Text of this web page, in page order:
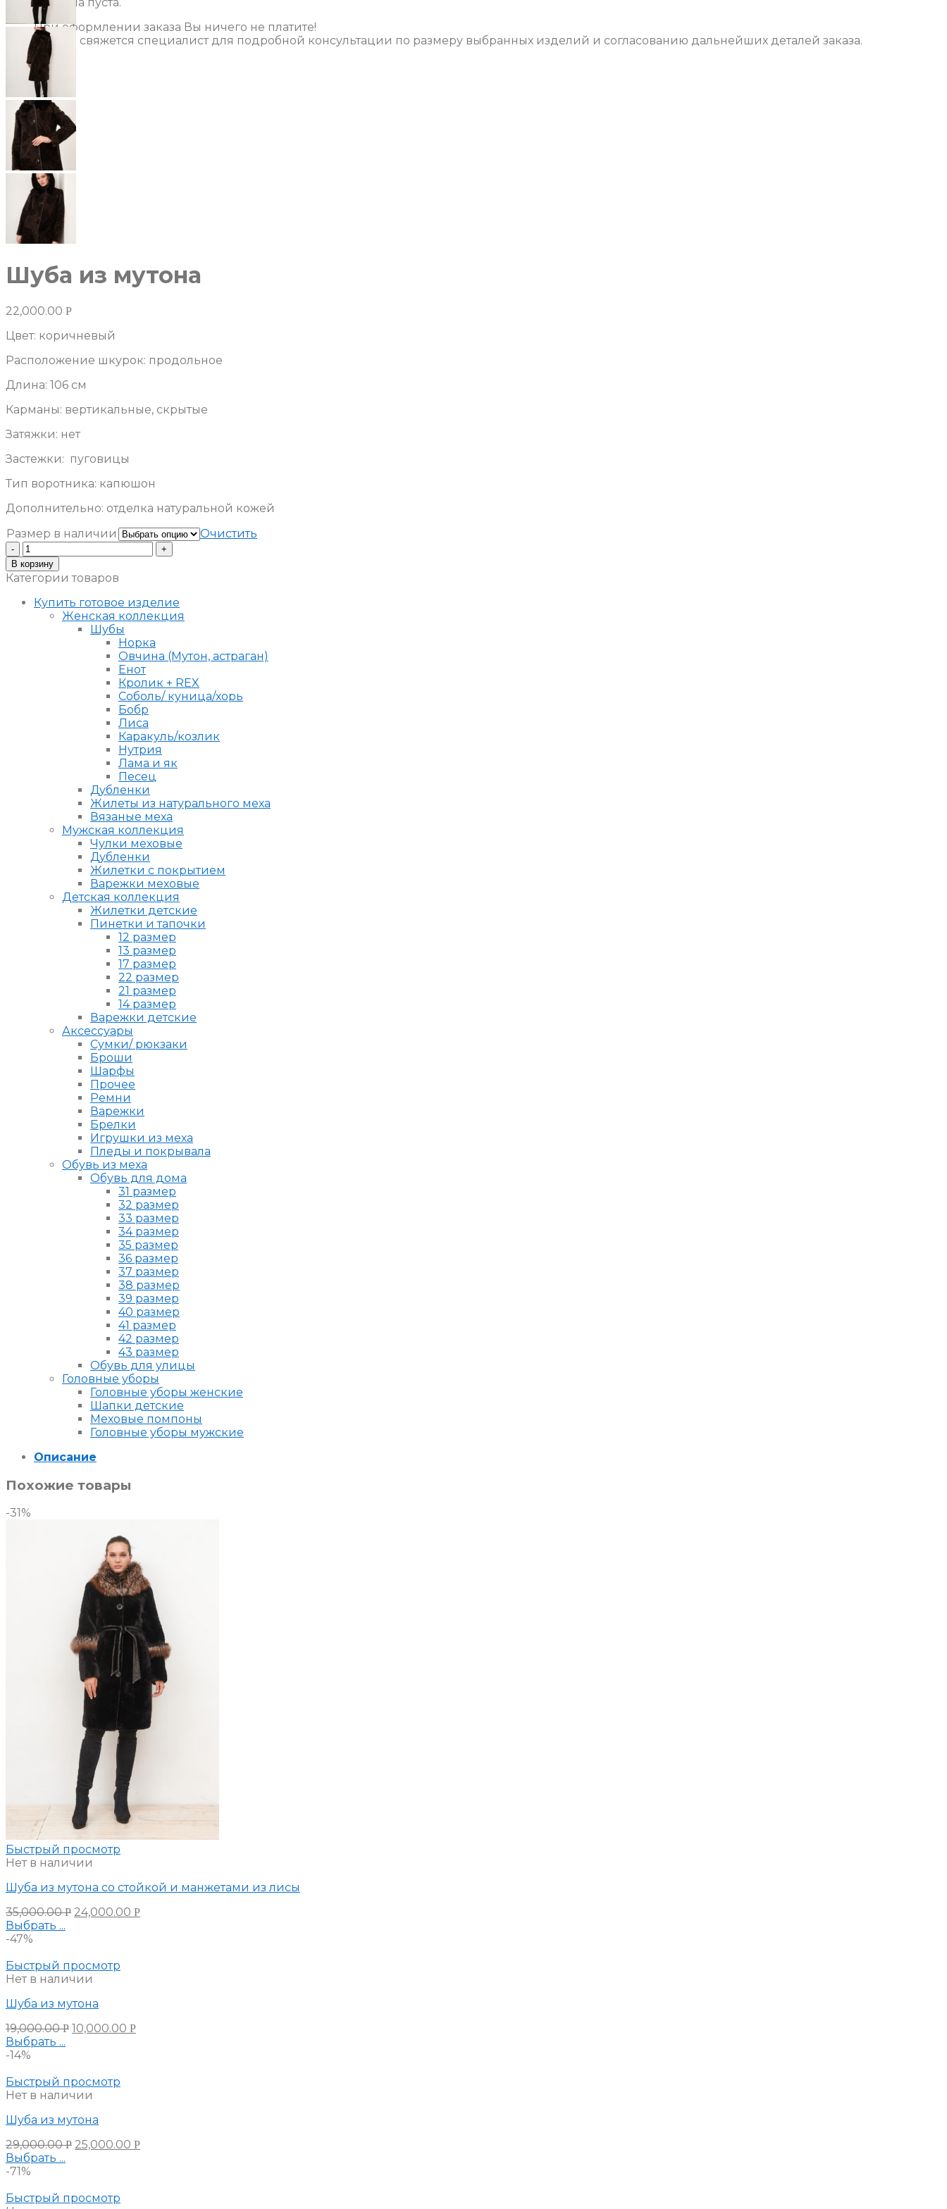
При оформлении заказа Вы ничего не платите!
С Вами свяжется специалист для подробной консультации по размеру выбранных изделий и согласованию дальнейших деталей заказа.
Шуба из мутона
22,000.00 Р
Цвет: коричневый
Расположение шкурок: продольное
Длина: 106 см
Карманы: вертикальные, скрытые
Затяжки: нет
Застежки: пуговицы
Тип воротника: капюшон
Дополнительно: отделка натуральной кожей
Размер в наличии
Очистить
Количество
Шуба
из
мутона
В корзину
Категории товаров
Купить готовое изделие
Женская коллекция
Шубы
Норка
Овчина (Мутон, астраган)
Енот
Кролик + REX
Соболь/ куница/хорь
Бобр
Лиса
Каракуль/козлик
Нутрия
Лама и як
Песец
Дубленки
Жилеты из натурального меха
Вязаные меха
Мужская коллекция
Чулки меховые
Дубленки
Жилетки с покрытием
Варежки меховые
Детская коллекция
Жилетки детские
Пинетки и тапочки
12 размер
13 размер
17 размер
22 размер
21 размер
14 размер
Варежки детские
Аксессуары
Сумки/ рюкзаки
Броши
Шарфы
Прочее
Ремни
Варежки
Брелки
Игрушки из меха
Пледы и покрывала
Обувь из меха
Обувь для дома
31 размер
32 размер
33 размер
34 размер
35 размер
36 размер
37 размер
38 размер
39 размер
40 размер
41 размер
42 размер
43 размер
Обувь для улицы
Головные уборы
Головные уборы женские
Шапки детские
Меховые помпоны
Головные уборы мужские
Описание
Похожие товары
-31%
Быстрый просмотр
Нет в наличии
Шуба из мутона со стойкой и манжетами из лисы
35,000.00Р 24,000.00 Р
Выбрать ...
-47%
Быстрый просмотр
Нет в наличии
Шуба из мутона
19,000.00Р 10,000.00 Р
Выбрать ...
-14%
Быстрый просмотр
Нет в наличии
Шуба из мутона
29,000.00Р 25,000.00 Р
Выбрать ...
-71%
Быстрый просмотр